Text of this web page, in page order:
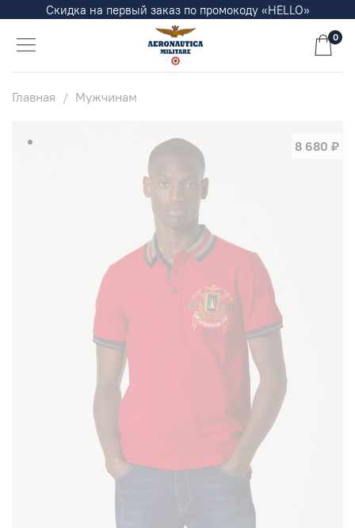
Скидка на первый заказ по промокоду «HELLO»
0
Главная Мужчинам
8 680 ₽